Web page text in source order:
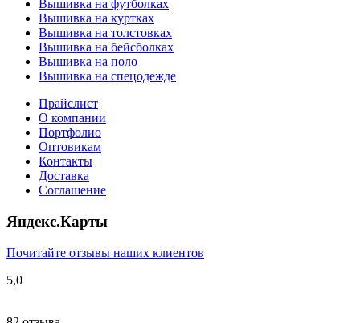
Вышивка на футболках
Вышивка на куртках
Вышивка на толстовках
Вышивка на бейсболках
Вышивка на поло
Вышивка на спецодежде
Прайслист
О компании
Портфолио
Оптовикам
Контакты
Доставка
Соглашение
Яндекс.Карты
Почитайте отзывы наших клиентов
5,0